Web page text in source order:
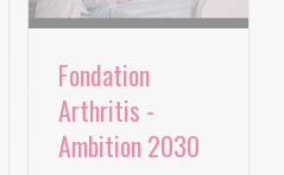
Fondation
Arthritis -
Ambition 2030